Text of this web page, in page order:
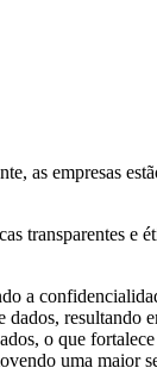
as empresas
e
a
resultando
o que
uma maior